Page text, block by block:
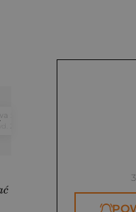
ze skrzydełkami
2024